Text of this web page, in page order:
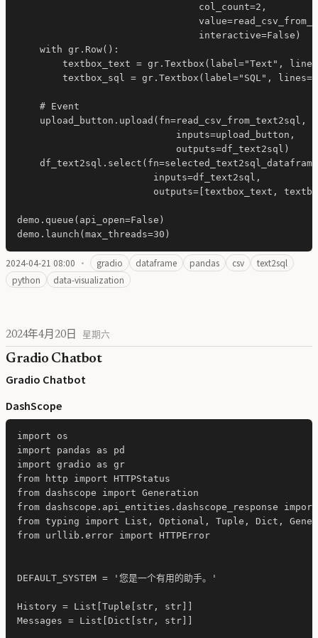
                                col_count=2,
                                interactive=False)
    with gr.Row():
textbox_text = gr.Textbox(label="Text",
textbox_sql = gr.Textbox(label="SQL",
    # Event
    upload_button.upload(fn=read_csv_from_text2sql,
                            inputs=upload_button,
                            outputs=df_text2sql)
                        inputs=df_text2sql,
outputs=[textbox_text,
demo.queue(api_open=False)
2024-04-21 08:00 · gradio dataframe pandas csv
text2sql
python
data-visualization
2024年4月20日 星期六
Gradio Chatbot
Gradio Chatbot
DashScope
import os
import pandas as pd
import gradio as gr
from http import HTTPStatus
from dashscope import Generation
from dashscope.api_entities.dashscope_response
from typing import List, Optional, Tuple, Dict,
from urllib.error import HTTPError
DEFAULT_SYSTEM = '您是一个有用的助手。'
History = List[Tuple[str, str]]
Messages = List[Dict[str, str]]